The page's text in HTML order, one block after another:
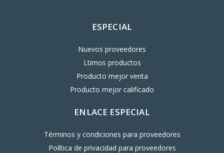
ESPECIAL
Nuevos proveedores
Ltimos productos
Producto mejor venta
Producto mejor calificado
ENLACE ESPECIAL
Términos y condiciones para proveedores
Política de privacidad para proveedores